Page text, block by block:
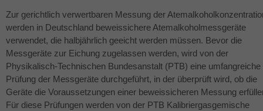
Zur gerichtlich verwertbaren Messung der
werden in Deutschland beweissichere Atemalkoholmessgeräte
verwendet, die halbjährlich geeicht werden müssen. Bevor die
Messgeräte zur Eichung zugelassen werden, wird von der
Physikalisch-Technischen Bundesanstalt (PTB) eine umfangreiche
Prüfung der Messgeräte durchgeführt, in der überprüft wird, ob die
Geräte die Voraussetzungen einer beweissicheren Messung
Für diese Prüfungen werden von der PTB Kalibriergasgemische